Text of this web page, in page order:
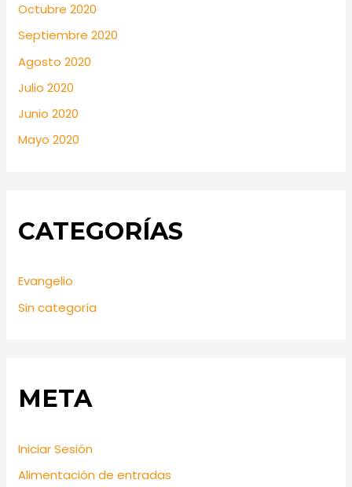
Octubre 2020
Septiembre 2020
Agosto 2020
Julio 2020
Junio 2020
Mayo 2020
CATEGORÍAS
Evangelio
Sin categoría
META
Iniciar Sesión
Alimentación de entradas